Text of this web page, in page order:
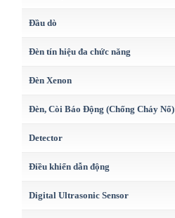
Đầu dò
Đèn tín hiệu đa chức năng
Đèn Xenon
Đèn, Còi Báo Động (Chống Cháy Nổ)
Detector
Điều khiển dẫn động
Digital Ultrasonic Sensor